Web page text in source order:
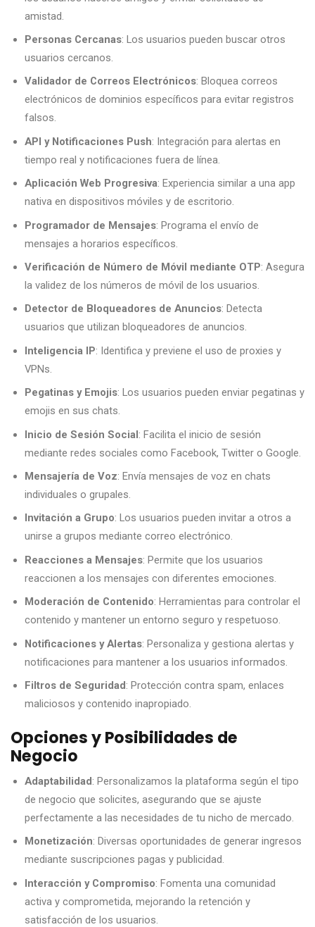
amistad.
Personas Cercanas: Los usuarios pueden buscar otros
usuarios cercanos.
Validador de Correos Electrónicos: Bloquea correos
electrónicos de dominios específicos para evitar registros
falsos.
API y Notificaciones Push: Integración para alertas en
tiempo real y notificaciones fuera de línea.
Aplicación Web Progresiva: Experiencia similar a una app
nativa en dispositivos móviles y de escritorio.
Programador de Mensajes: Programa el envío de
mensajes a horarios específicos.
Verificación de Número de Móvil mediante OTP: Asegura
la validez de los números de móvil de los usuarios.
Detector de Bloqueadores de Anuncios: Detecta
usuarios que utilizan bloqueadores de anuncios.
Inteligencia IP: Identifica y previene el uso de proxies y
VPNs.
Pegatinas y Emojis: Los usuarios pueden enviar pegatinas y
emojis en sus chats.
Inicio de Sesión Social: Facilita el inicio de sesión
mediante redes sociales como Facebook, Twitter o Google.
Mensajería de Voz: Envía mensajes de voz en chats
individuales o grupales.
Invitación a Grupo: Los usuarios pueden invitar a otros a
unirse a grupos mediante correo electrónico.
Reacciones a Mensajes: Permite que los usuarios
reaccionen a los mensajes con diferentes emociones.
Moderación de Contenido: Herramientas para controlar el
contenido y mantener un entorno seguro y respetuoso.
Notificaciones y Alertas: Personaliza y gestiona alertas y
notificaciones para mantener a los usuarios informados.
Filtros de Seguridad: Protección contra spam, enlaces
maliciosos y contenido inapropiado.
Opciones y Posibilidades de
Negocio
Adaptabilidad: Personalizamos la plataforma según el tipo
de negocio que solicites, asegurando que se ajuste
perfectamente a las necesidades de tu nicho de mercado.
Monetización: Diversas oportunidades de generar ingresos
mediante suscripciones pagas y publicidad.
Interacción y Compromiso: Fomenta una comunidad
activa y comprometida, mejorando la retención y
satisfacción de los usuarios.